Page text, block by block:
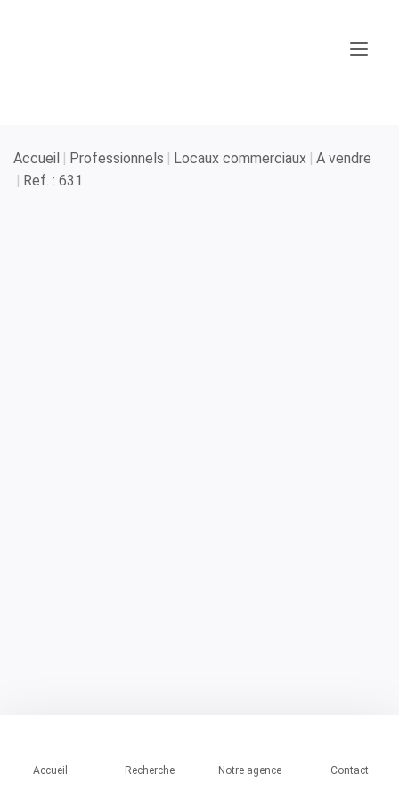
Accueil Recherche Notre agence Contact
Accueil Professionnels Locaux commerciaux A vendre
Ref. : 631